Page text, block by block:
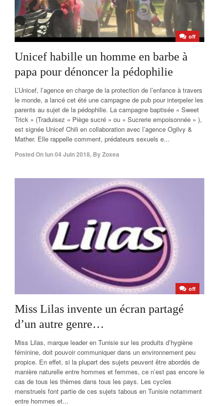
off
Unicef habille un homme en barbe à
papa pour dénoncer la pédophilie
L’Unicef, l’agence en charge de la protection de l’enfance à travers
le monde, a lancé cet été une campagne de pub pour interpeler les
parents au sujet de la pédophilie. La campagne baptisée « Sweet
Trick » (Traduisez « Piège sucré » ou « Sucrerie empoisonnée » ),
est signée Unicef Chili en collaboration avec l’agence Ogilvy &
Mather. Elle rappelle comment, prédateurs sexuels e...
Posted On lun 04 Juin 2018, ByZoxea
off
Miss Lilas invente un écran partagé
d’un autre genre…
Miss Lilas, marque leader en Tunisie sur les produits d’hygiène
féminine, doit pouvoir communiquer dans un environnement peu
propice. En effet, si la plupart des sujets peuvent être abordés de
manière naturelle entre hommes et femmes, ce n’est pas encore le
cas de tous les thèmes dans tous les pays. Les cycles
menstruels font partie de ces sujets tabous en Tunisie notamment
entre hommes et...